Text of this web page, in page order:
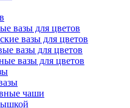
вазы для цветов
вазы для цветов
вазы для цветов
вазы для цветов
чаши